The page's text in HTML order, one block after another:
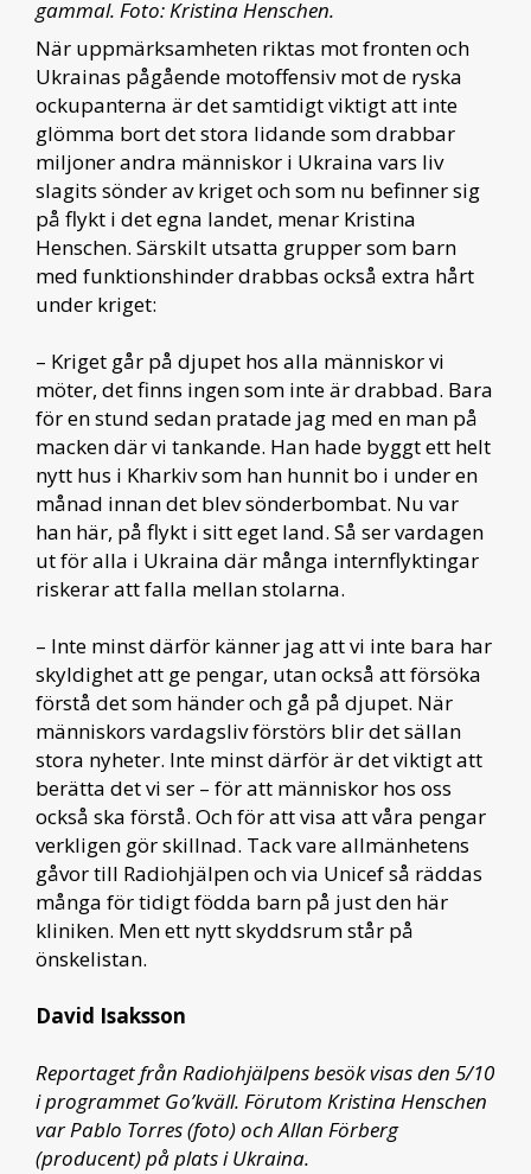
gammal. Foto: Kristina Henschen.
När uppmärksamheten riktas mot fronten och
Ukrainas pågående motoffensiv mot de ryska
ockupanterna är det samtidigt viktigt att inte
glömma bort det stora lidande som drabbar
miljoner andra människor i Ukraina vars liv
slagits sönder av kriget och som nu befinner sig
på flykt i det egna landet, menar Kristina
Henschen. Särskilt utsatta grupper som barn
med funktionshinder drabbas också extra hårt
under kriget:
– Kriget går på djupet hos alla människor vi
möter, det finns ingen som inte är drabbad. Bara
för en stund sedan pratade jag med en man på
macken där vi tankande. Han hade byggt ett helt
nytt hus i Kharkiv som han hunnit bo i under en
månad innan det blev sönderbombat. Nu var
han här, på flykt i sitt eget land. Så ser vardagen
ut för alla i Ukraina där många internflyktingar
riskerar att falla mellan stolarna.
– Inte minst därför känner jag att vi inte bara har
skyldighet att ge pengar, utan också att försöka
förstå det som händer och gå på djupet. När
människors vardagsliv förstörs blir det sällan
stora nyheter. Inte minst därför är det viktigt att
berätta det vi ser – för att människor hos oss
också ska förstå. Och för att visa att våra pengar
verkligen gör skillnad. Tack vare allmänhetens
gåvor till Radiohjälpen och via Unicef så räddas
många för tidigt födda barn på just den här
kliniken. Men ett nytt skyddsrum står på
önskelistan.
David Isaksson
Reportaget från Radiohjälpens besök visas den 5/10
i programmet Go’kväll. Förutom Kristina Henschen
var Pablo Torres (foto) och Allan Förberg
(producent) på plats i Ukraina.